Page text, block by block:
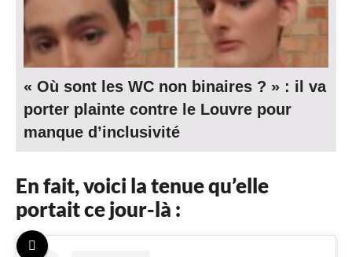
« Où sont les WC non binaires ? » : il va
porter plainte contre le Louvre pour
manque d’inclusivité
En fait, voici la tenue qu’elle
portait ce jour-là :